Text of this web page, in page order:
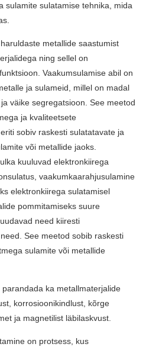
sulamite sulatamise tehnika, mida
metallide saastumist
ning sellel on
Vaakumsulamise abil on
ja sulameid, millel on madal
väike segregatsioon. See meetod
ja kvaliteetsete
sobiv raskesti sulatatavate ja
või metallide jaoks.
kuuluvad elektronkiirega
vaakumkaarahjusulamine
elektronkiirega sulatamisel
pommitamiseks suure
need kiiresti
See meetod sobib raskesti
sulamite või metallide
ka metallmaterjalide
korrosioonikindlust, kõrge
ja magnetilist läbilaskvust.
on protsess, kus